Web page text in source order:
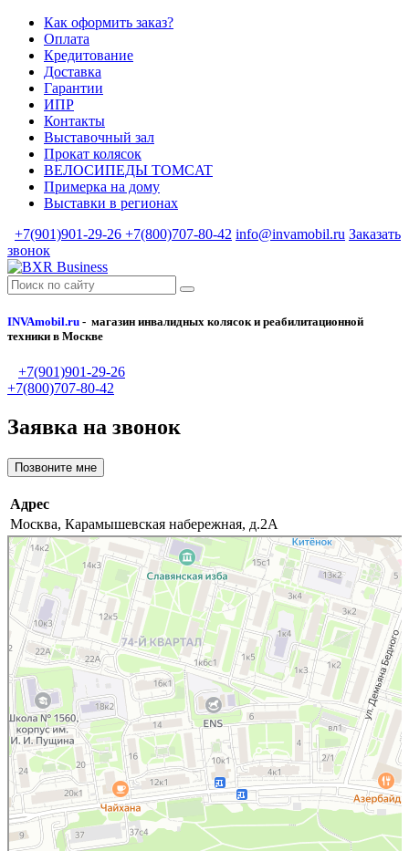
Как оформить заказ?
Оплата
Кредитование
Доставка
Гарантии
ИПР
Контакты
Выставочный зал
Прокат колясок
ВЕЛОСИПЕДЫ TOMCAT
Примерка на дому
Выставки в регионах
+7(901)901-29-26 +7(800)707-80-42 info@invamobil.ru Заказать
звонок
INVAmobil.ru - магазин инвалидных колясок и реабилитационной
техники в Москве
+7(901)901-29-26
+7(800)707-80-42
Заявка на звонок
Позвоните мне
Адрес
Москва, Карамышевская набережная, д.2А
Москва
Карамышевская набережная, 2А на карте Москвы, ближайшее метро Народное
Ополчение — Яндекс.Карты